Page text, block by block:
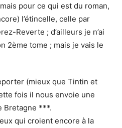
pour ce qui est du roman,
l’étincelle, celle par
Reverte ; d’ailleurs je n’ai
2ème tome ; mais je vais le
(mieux que Tintin et
fois il nous envoie une
Bretagne ***.
qui croient encore à la